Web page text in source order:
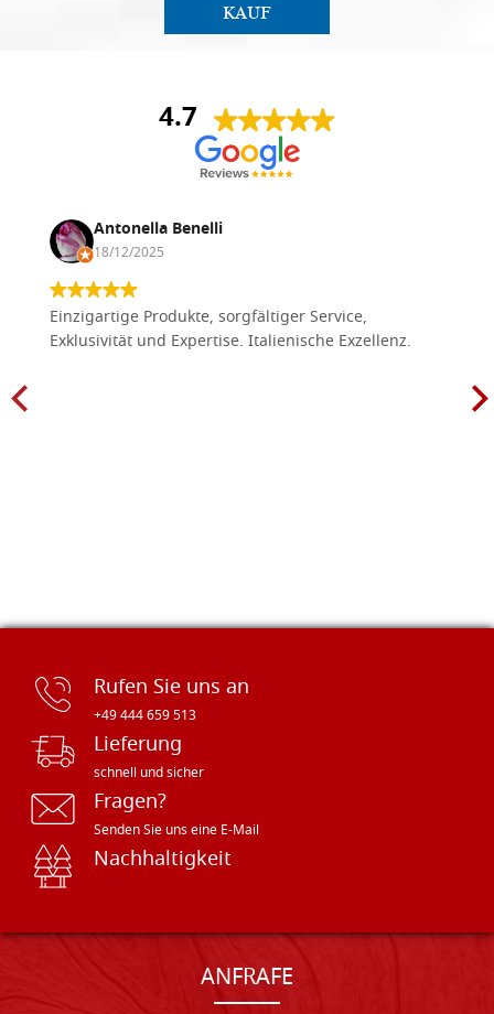
KAUF
4.7
Antonella Benelli
18/12/2025
Einzigartige Produkte, sorgfältiger Service,
Exklusivität und Expertise. Italienische Exzellenz.
Rufen Sie uns an
+49 444 659 513
Lieferung
schnell und sicher
Fragen?
Senden Sie uns eine E-Mail
Nachhaltigkeit
ANFRAFE